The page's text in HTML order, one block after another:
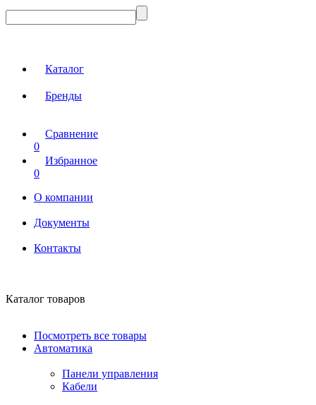
Каталог
Бренды
Сравнение
0
Избранное
0
О компании
Документы
Контакты
Каталог товаров
Посмотреть все товары
Автоматика
Панели управления
Кабели